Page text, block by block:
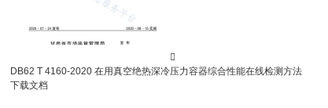

DB62 T 4160-2020 在用真空绝热深冷压力容器综合性能在线检测方法
下载文档